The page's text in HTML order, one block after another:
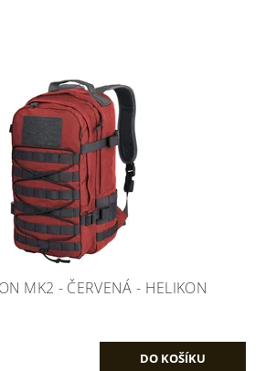
MK2 - ČERVENÁ - HELIKON